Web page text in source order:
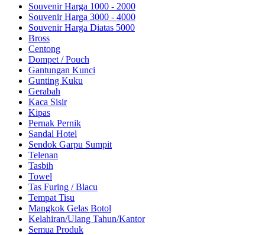
Souvenir Harga 1000 - 2000
Souvenir Harga 3000 - 4000
Souvenir Harga Diatas 5000
Bross
Centong
Dompet / Pouch
Gantungan Kunci
Gunting Kuku
Gerabah
Kaca Sisir
Kipas
Pernak Pernik
Sandal Hotel
Sendok Garpu Sumpit
Telenan
Tasbih
Towel
Tas Furing / Blacu
Tempat Tisu
Mangkok Gelas Botol
Kelahiran/Ulang Tahun/Kantor
Semua Produk